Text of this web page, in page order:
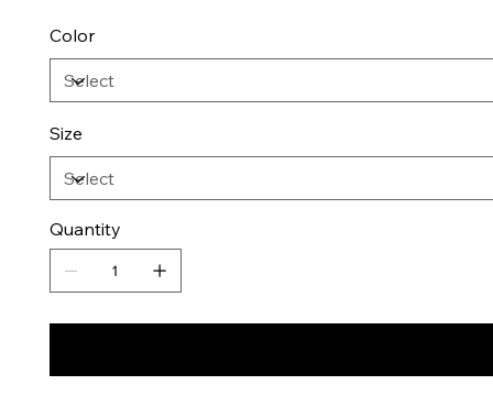
Color
Size
Quantity